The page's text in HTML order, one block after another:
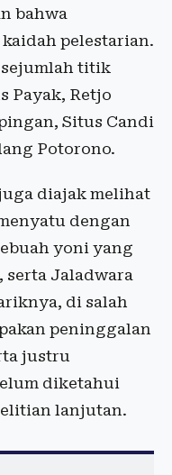
bahwa
pelestarian.
titik
Payak, Retjo
Situs Candi
Potorono.
diajak melihat
dengan
yoni yang
serta Jaladwara
di salah
peninggalan
justru
diketahui
lanjutan.